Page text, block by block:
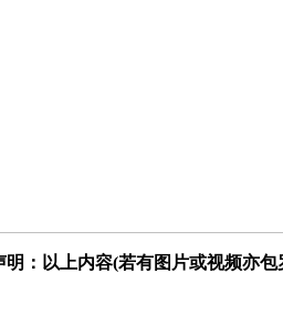
：以上内容(若有图片或视频亦